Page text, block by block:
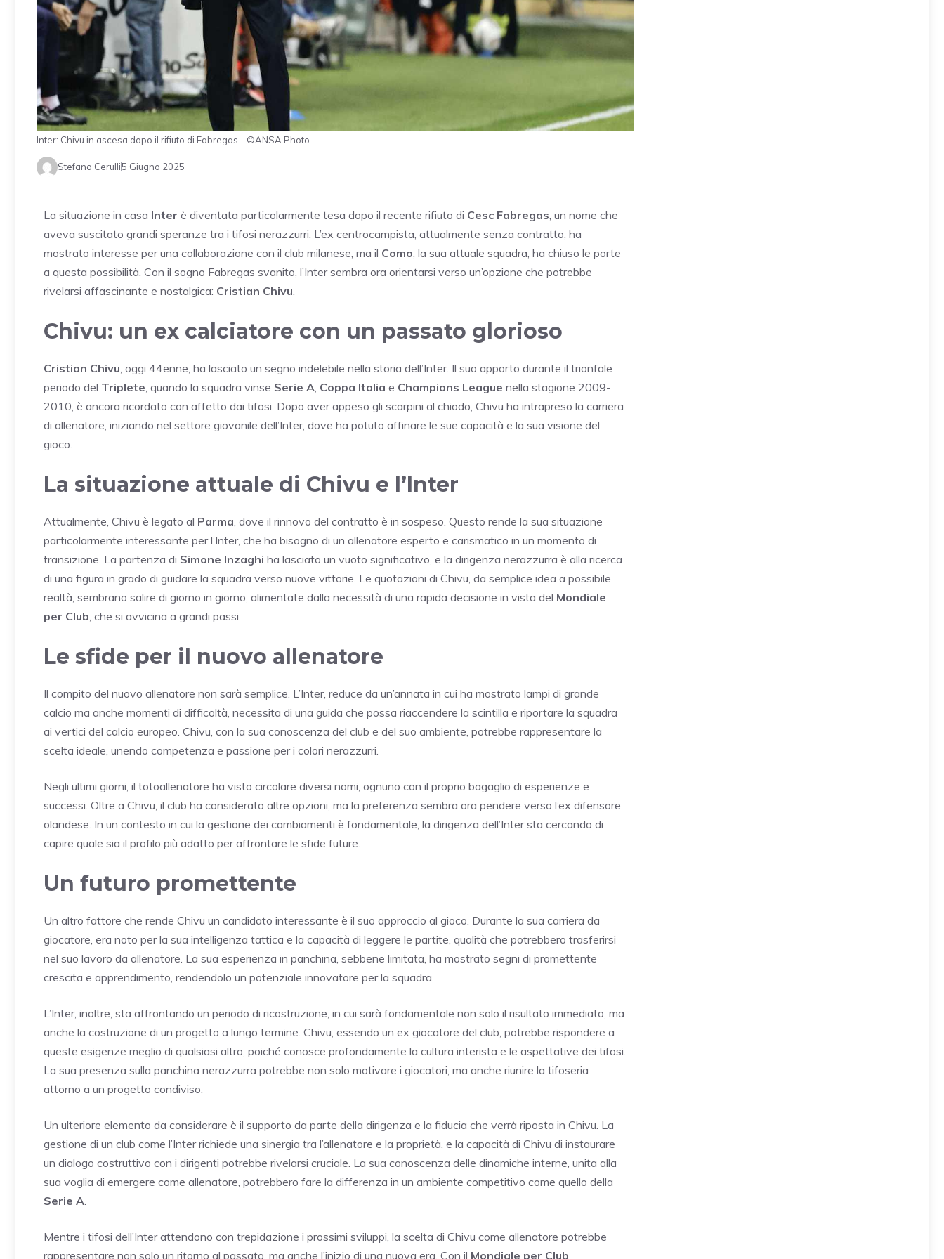
Inter: Chivu in ascesa dopo il rifiuto di Fabregas - ©ANSA Photo
Stefano Cerulli5 Giugno 2025
La situazione in casa Inter è diventata particolarmente tesa dopo il recente rifiuto di Cesc Fabregas , un nome che
aveva suscitato grandi speranze tra i tifosi nerazzurri. L’ex centrocampista, attualmente senza contratto, ha
mostrato interesse per una collaborazione con il club milanese, ma il Como , la sua attuale squadra, ha chiuso le porte
a questa possibilità. Con il sogno Fabregas svanito, l’Inter sembra ora orientarsi verso un’opzione che potrebbe
rivelarsi affascinante e nostalgica: Cristian Chivu
Chivu: un ex calciatore con un passato glorioso
Cristian Chivu , oggi 44enne, ha lasciato un segno indelebile nella storia dell’Inter. Il suo apporto durante il trionfale
periodo del Triplete , quando la squadra vinse Serie A Coppa Italia e Champions League nella stagione 2009-
2010, è ancora ricordato con affetto dai tifosi. Dopo aver appeso gli scarpini al chiodo, Chivu ha intrapreso la carriera
di allenatore, iniziando nel settore giovanile dell’Inter, dove ha potuto affinare le sue capacità e la sua visione del
gioco.
La situazione attuale di Chivu e l’Inter
Attualmente, Chivu è legato al Parma , dove il rinnovo del contratto è in sospeso. Questo rende la sua situazione
particolarmente interessante per l’Inter, che ha bisogno di un allenatore esperto e carismatico in un momento di
transizione. La partenza di Simone Inzaghi ha lasciato un vuoto significativo, e la dirigenza nerazzurra è alla ricerca
di una figura in grado di guidare la squadra verso nuove vittorie. Le quotazioni di Chivu, da semplice idea a possibile
realtà, sembrano salire di giorno in giorno, alimentate dalla necessità di una rapida decisione in vista del Mondiale
per Club , che si avvicina a grandi passi.
Le sfide per il nuovo allenatore
Il compito del nuovo allenatore non sarà semplice. L’Inter, reduce da un’annata in cui ha mostrato lampi di grande
calcio ma anche momenti di difficoltà, necessita di una guida che possa riaccendere la scintilla e riportare la squadra
ai vertici del calcio europeo. Chivu, con la sua conoscenza del club e del suo ambiente, potrebbe rappresentare la
scelta ideale, unendo competenza e passione per i colori nerazzurri.
Negli ultimi giorni, il totoallenatore ha visto circolare diversi nomi, ognuno con il proprio bagaglio di esperienze e
successi. Oltre a Chivu, il club ha considerato altre opzioni, ma la preferenza sembra ora pendere verso l’ex difensore
olandese. In un contesto in cui la gestione dei cambiamenti è fondamentale, la dirigenza dell’Inter sta cercando di
capire quale sia il profilo più adatto per affrontare le sfide future.
Un futuro promettente
Un altro fattore che rende Chivu un candidato interessante è il suo approccio al gioco. Durante la sua carriera da
giocatore, era noto per la sua intelligenza tattica e la capacità di leggere le partite, qualità che potrebbero trasferirsi
nel suo lavoro da allenatore. La sua esperienza in panchina, sebbene limitata, ha mostrato segni di promettente
crescita e apprendimento, rendendolo un potenziale innovatore per la squadra.
L’Inter, inoltre, sta affrontando un periodo di ricostruzione, in cui sarà fondamentale non solo il risultato immediato, ma
anche la costruzione di un progetto a lungo termine. Chivu, essendo un ex giocatore del club, potrebbe rispondere a
queste esigenze meglio di qualsiasi altro, poiché conosce profondamente la cultura interista e le aspettative dei tifosi.
La sua presenza sulla panchina nerazzurra potrebbe non solo motivare i giocatori, ma anche riunire la tifoseria
attorno a un progetto condiviso.
Un ulteriore elemento da considerare è il supporto da parte della dirigenza e la fiducia che verrà riposta in Chivu. La
gestione di un club come l’Inter richiede una sinergia tra l’allenatore e la proprietà, e la capacità di Chivu di instaurare
un dialogo costruttivo con i dirigenti potrebbe rivelarsi cruciale. La sua conoscenza delle dinamiche interne, unita alla
sua voglia di emergere come allenatore, potrebbero fare la differenza in un ambiente competitivo come quello della
Serie A
Mentre i tifosi dell’Inter attendono con trepidazione i prossimi sviluppi, la scelta di Chivu come allenatore potrebbe
rappresentare non solo un ritorno al passato, ma anche l’inizio di una nuova era. Con il Mondiale per Club